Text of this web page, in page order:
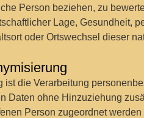
Person beziehen, zu
Lage, Gesundheit,
oder Ortswechsel dieser
ist die Verarbeitung
Daten ohne Hinzuziehung
Person zugeordnet